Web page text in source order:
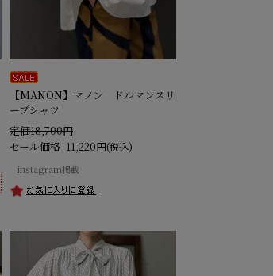
【MANON】マノン ドルマンスリ
ーブシャツ
定価18,700円
セール価格 11,220円(税込)
instagram掲載